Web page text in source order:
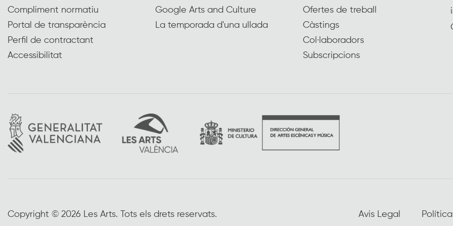
Compliment normatiu
Portal de transparència
Perfil de contractant
Accessibilitat
Google Arts and Culture
La temporada d'una ullada
Ofertes de treball
Càstings
Col·laboradors
Subscripcions
Copyright © 2026 Les Arts. Tots els drets reservats. Avis Legal